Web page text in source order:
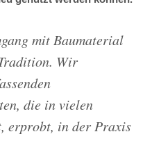
mit Baumaterial
Wir
die in vielen
erprobt, in der Praxis